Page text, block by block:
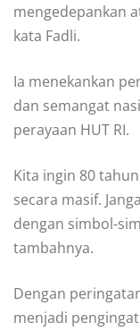
mengedepankan
kata Fadli.
Ia menekankan
dan semangat
perayaan HUT RI.
Kita ingin 80
secara masif.
dengan simbol-
tambahnya.
Dengan
menjadi